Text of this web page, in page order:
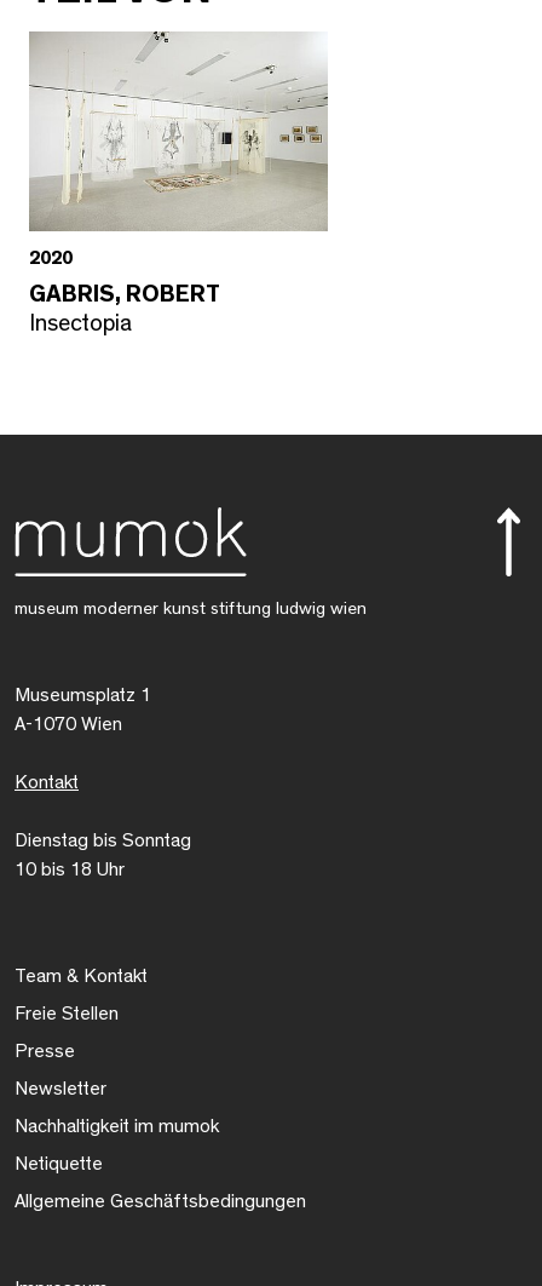
2020
GABRIS, ROBERT
Insectopia
museum moderner kunst stiftung ludwig wien
Museumsplatz 1
A-1070 Wien
Kontakt
Dienstag bis Sonntag
10 bis 18 Uhr
Team & Kontakt
Freie Stellen
Presse
Newsletter
Nachhaltigkeit im mumok
Netiquette
Allgemeine Geschäftsbedingungen